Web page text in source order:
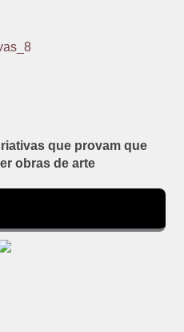
que provam que
obras de arte